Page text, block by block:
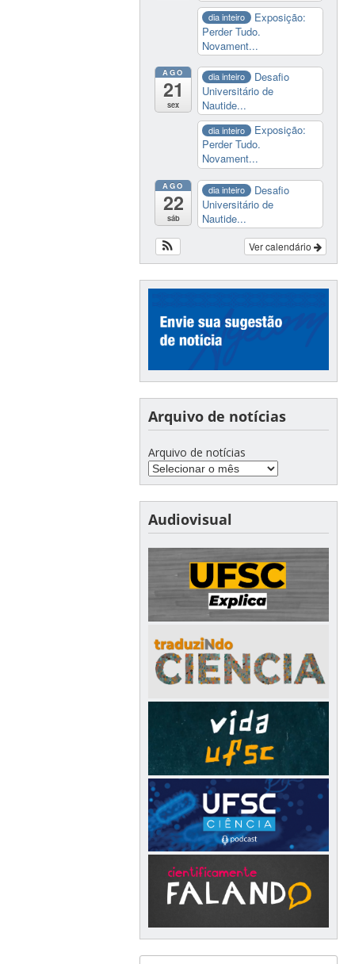
dia inteiro
Exposição:
Perder Tudo.
Novament...
AGO
21
sex
dia inteiro
Desafio
Universitário de
Nautide...
dia inteiro
Exposição:
Perder Tudo.
Novament...
AGO
22
sáb
dia inteiro
Desafio
Universitário de
Nautide...
Ver calendário
Arquivo de notícias
Arquivo de notícias
Audiovisual